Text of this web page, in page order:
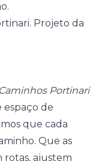
Caminhos Portinari
espaço de
que cada
Que as
rotas, ajustem